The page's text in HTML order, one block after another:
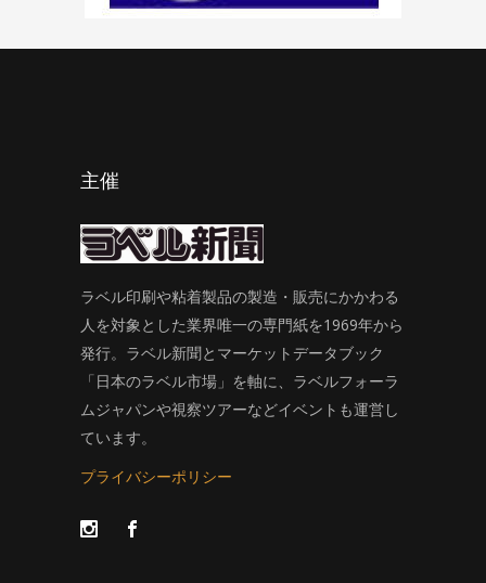
主催
ラベル印刷や粘着製品の製造・販売にかかわる
人を対象とした業界唯一の専門紙を1969年から
発行。ラベル新聞とマーケットデータブック
「日本のラベル市場」を軸に、ラベルフォーラ
ムジャパンや視察ツアーなどイベントも運営し
ています。
プライバシーポリシー